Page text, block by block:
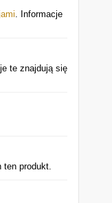
. Informacje
te znajdują się
ten produkt.